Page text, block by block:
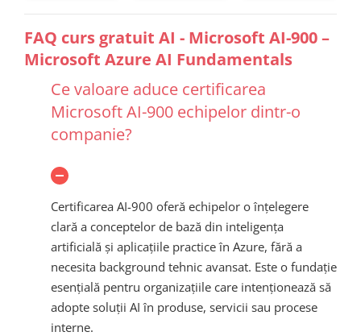
FAQ curs gratuit AI - Microsoft AI-900 –
Microsoft Azure AI Fundamentals
Ce valoare aduce certificarea
Microsoft AI-900 echipelor dintr-o
companie?
Certificarea AI-900 oferă echipelor o înțelegere
clară a conceptelor de bază din inteligența
artificială și aplicațiile practice în Azure, fără a
necesita background tehnic avansat. Este o fundație
esențială pentru organizațiile care intenționează să
adopte soluții AI în produse, servicii sau procese
interne.